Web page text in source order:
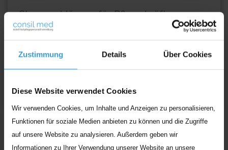
Zustimmung Details Über Cookies
Diese Website verwendet Cookies
Wir verwenden Cookies, um Inhalte und Anzeigen zu personalisieren,
Funktionen für soziale Medien anbieten zu können und die Zugriffe
auf unsere Website zu analysieren. Außerdem geben wir
Informationen zu Ihrer Verwendung unserer Website an unsere
Steuererklärung für Pflegekräfte
Das neue Jahr beginnt und damit steht für viele die
Steuererklärung vor der Tür. Viele empfinden das als
lästig und...